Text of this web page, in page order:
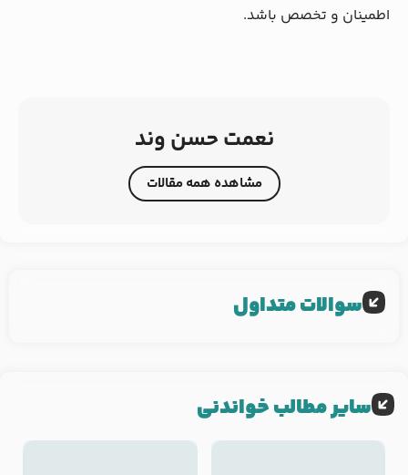
اطمینان و تخصص باشد.
نعمت حسن وند
مشاهده همه مقالات
سوالات متداول
سایر مطالب خواندنی